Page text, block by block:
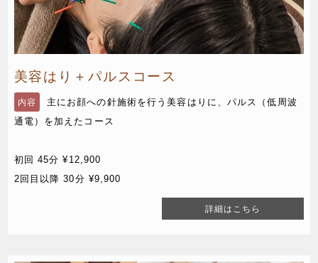
美容はり＋パルスコース
内容
主にお顔への針施術を行う美容はりに、パルス（低周波
通電）を加えたコース
初回 45分 ¥12,900
2回目以降 30分 ¥9,900
詳細はこちら